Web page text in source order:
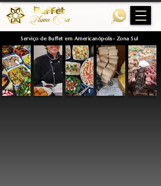
Serviço de Buffet em Americanópolis- Zona Sul